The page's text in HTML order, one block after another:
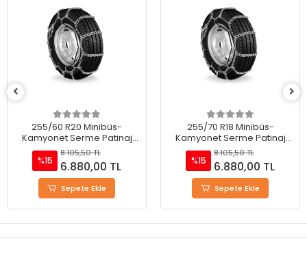
255/60 R20 Minibüs-
Kamyonet Serme Patinaj
Zinciri - M220
%15
8.105,50 TL
6.880,00 TL
Sepete Ekle
255/70 R18 Minibüs-
Kamyonet Serme Patinaj
Zinciri - M220
%15
8.105,50 TL
6.880,00 TL
Sepete Ekle